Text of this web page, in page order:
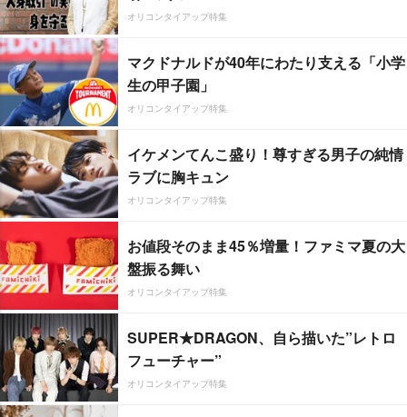
オリコンタイアップ特集
マクドナルドが40年にわたり支える「小学
生の甲子園」
オリコンタイアップ特集
イケメンてんこ盛り！尊すぎる男子の純情
ラブに胸キュン
オリコンタイアップ特集
お値段そのまま45％増量！ファミマ夏の大
盤振る舞い
オリコンタイアップ特集
SUPER★DRAGON、自ら描いた”レトロ
フューチャー”
オリコンタイアップ特集